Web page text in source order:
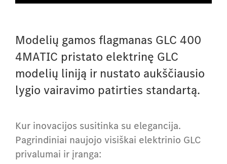
Modelių gamos flagmanas GLC 400
4MATIC pristato elektrinę GLC
modelių liniją ir nustato aukščiausio
lygio vairavimo patirties standartą.
Kur inovacijos susitinka su elegancija.
Pagrindiniai naujojo visiškai elektrinio GLC
privalumai ir įranga: